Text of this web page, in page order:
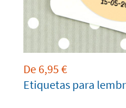
De 6,95 €
Etiquetas para